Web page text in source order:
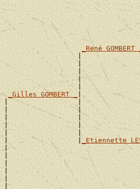
_René GOMBERT
|
|
|
|
|
_Gilles GOMBERT _|
|                 |
|                 |
|
|                 |
|                 |                   |
|                 | _Etiennette
|
|                                     |
|
|
|